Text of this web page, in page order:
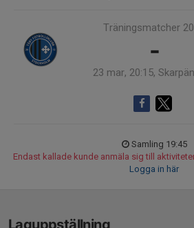
Träningsmatcher
-
23 mar, 20:15,
Samling 19:45
Endast kallade kunde anmäla sig till
Logga in här
Laguppställning